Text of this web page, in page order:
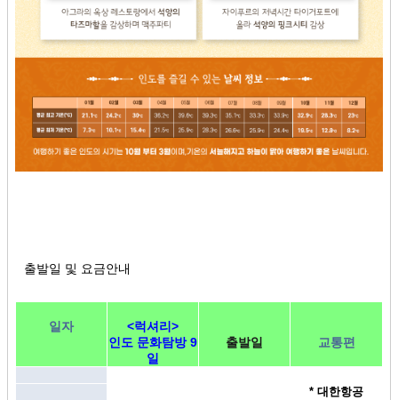
출발일 및 요금안내
일자
<럭셔리>
인도 문화탐방 9
일
출발일 교통편
* 대한항공